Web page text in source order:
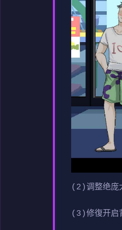
(2)调整绝庞
(3)修復开启